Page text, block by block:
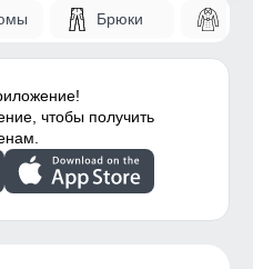
Брюки
чтобы получить